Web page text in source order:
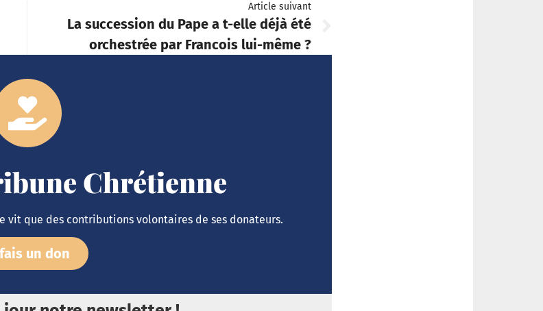
Article suivant
La succession du Pape a t-elle déjà été
orchestrée par Francois lui-même ?
Chrétienne
vit que des contributions volontaires de ses donateurs.
un don